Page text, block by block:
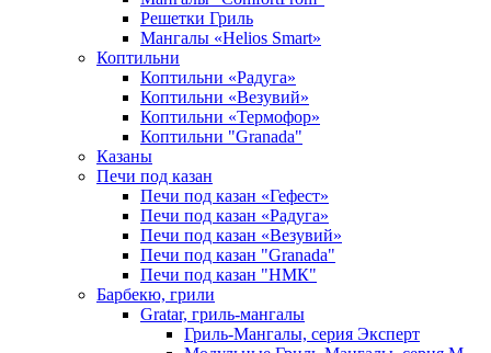
Решетки Гриль
Мангалы «Helios Smart»
Коптильни
Коптильни «Радуга»
Коптильни «Везувий»
Коптильни «Термофор»
Коптильни "Granada"
Казаны
Печи под казан
Печи под казан «Гефест»
Печи под казан «Радуга»
Печи под казан «Везувий»
Печи под казан "Granada"
Печи под казан "НМК"
Барбекю, грили
Gratar, гриль-мангалы
Гриль-Мангалы, серия Эксперт